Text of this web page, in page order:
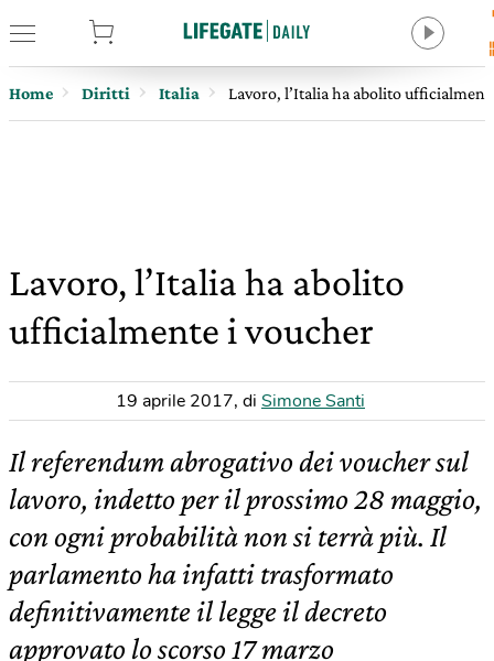
Home Diritti Italia Lavoro, l’Italia ha abolito
Lavoro, l’Italia ha abolito
ufficialmente i voucher
19 aprile 2017, di Simone Santi
Il referendum abrogativo dei voucher sul
lavoro, indetto per il prossimo 28 maggio,
con ogni probabilità non si terrà più. Il
parlamento ha infatti trasformato
definitivamente il legge il decreto
approvato lo scorso 17 marzo